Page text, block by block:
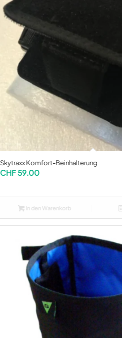
Skytraxx Komfort-Beinhalterung
CHF59.00
In den Warenkorb